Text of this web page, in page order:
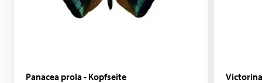
Panacea prola - Kopfseite